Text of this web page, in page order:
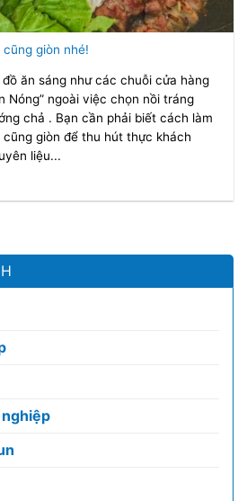
giòn nhé!
ăn sáng như các chuỗi cửa hàng
Nóng” ngoài việc chọn nồi tráng
chả . Bạn cần phải biết cách làm
giòn để thu hút thực khách
liệu...